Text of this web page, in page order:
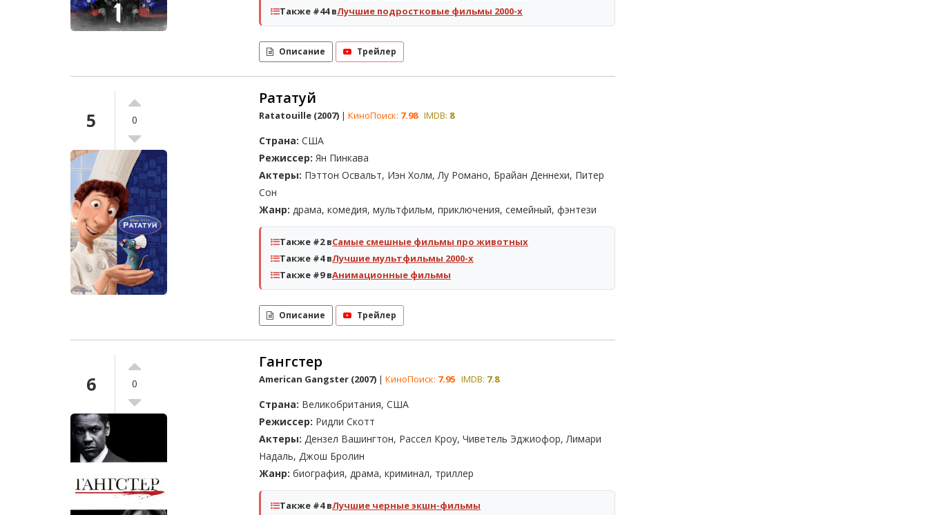
Также #44 вЛучшие подростковые фильмы 2000-х
Описание Трейлер
5 0
Рататуй
Ratatouille (2007)| КиноПоиск: 7.98 IMDB: 8
Страна: США
Режиссер: Ян Пинкава
Актеры: Пэттон Освальт, Иэн Холм, Лу Романо, Брайан Деннехи, Питер
Сон
Жанр: драма, комедия, мультфильм, приключения, семейный, фэнтези
Также #2 вСамые смешные фильмы про животных
Также #4 вЛучшие мультфильмы 2000-х
Также #9 вАнимационные фильмы
Описание Трейлер
6 0
Гангстер
American Gangster (2007)| КиноПоиск: 7.95 IMDB: 7.8
Страна: Великобритания, США
Режиссер: Ридли Скотт
Актеры: Дензел Вашингтон, Рассел Кроу, Чиветель Эджиофор, Лимари
Надаль, Джош Бролин
Жанр: биография, драма, криминал, триллер
Также #4 вЛучшие черные экшн-фильмы